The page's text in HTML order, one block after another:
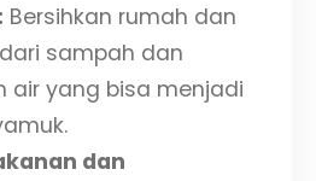
Bersihkan rumah dan
sampah dan
air yang bisa menjadi
dan